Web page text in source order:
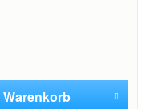
Warenkorb